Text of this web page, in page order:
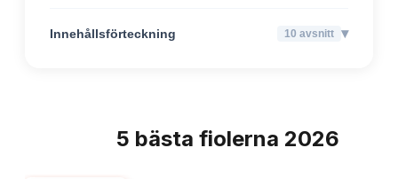
Innehållsförteckning 10 avsnitt ▾
5 bästafiolerna 2026